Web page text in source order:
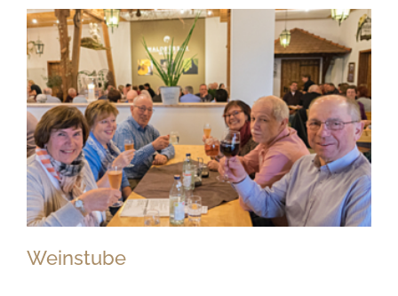
Weinstube